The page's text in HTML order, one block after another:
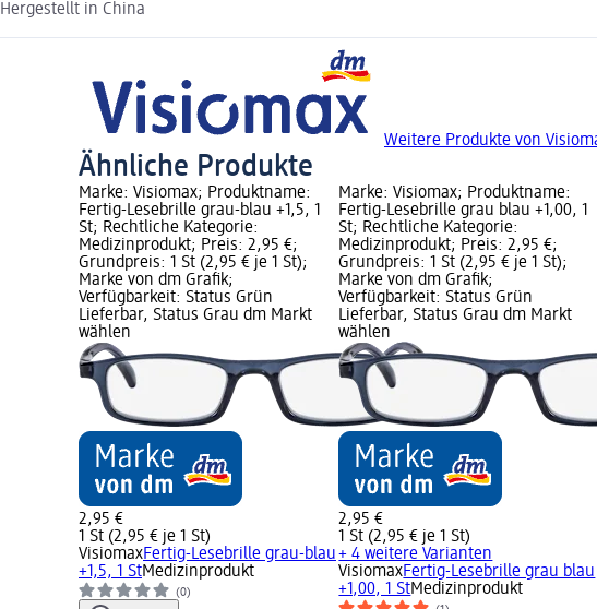
Hergestellt in China
Weitere Produkte von
Ähnliche Produkte
Marke: Visiomax; Produktname:
Fertig-Lesebrille grau-blau +1,5, 1
St; Rechtliche Kategorie:
Medizinprodukt; Preis: 2,95 €;
Grundpreis: 1 St (2,95 € je 1 St);
Marke von dm Grafik;
Verfügbarkeit: Status Grün
Lieferbar, Status Grau dm Markt
wählen
2,95 €
1 St (2,95 € je 1 St)
VisiomaxFertig-Lesebrille grau-blau
+1,5, 1 StMedizinprodukt
(0)
Marke: Visiomax; Produktname:
Fertig-Lesebrille grau blau +1,00, 1
St; Rechtliche Kategorie:
Medizinprodukt; Preis: 2,95 €;
Grundpreis: 1 St (2,95 € je 1 St);
Marke von dm Grafik;
Verfügbarkeit: Status Grün
Lieferbar, Status Grau dm Markt
wählen
2,95 €
1 St (2,95 € je 1 St)
+ 4 weitere Varianten
VisiomaxFertig-Lesebrille grau blau
+1,00, 1 StMedizinprodukt